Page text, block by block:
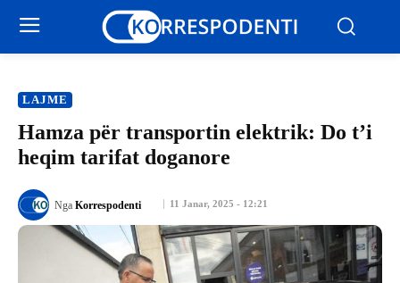
LAJME
Hamza për transportin elektrik: Do t’i
heqim tarifat doganore
11 Janar, 2025 - 12:21
Nga Korrespodenti